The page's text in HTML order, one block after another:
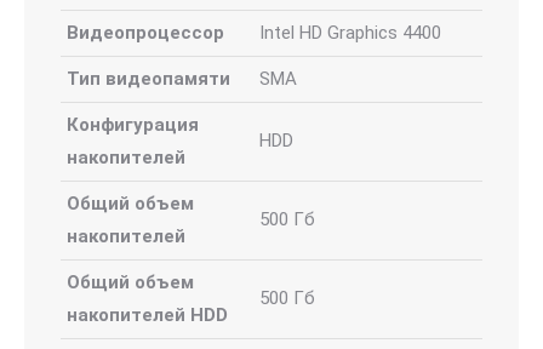
Видеопроцессор Intel HD Graphics 4400
Тип видеопамяти SMA
Конфигурация
накопителей
HDD
Общий объем
накопителей
500 Гб
Общий объем
накопителей HDD
500 Гб